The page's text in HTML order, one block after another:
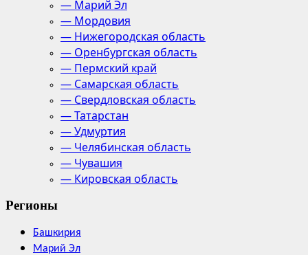
— Марий Эл
— Мордовия
— Нижегородская область
— Оренбургская область
— Пермский край
— Самарская область
— Свердловская область
— Татарстан
— Удмуртия
— Челябинская область
— Чувашия
— Кировская область
Регионы
Башкирия
Марий Эл